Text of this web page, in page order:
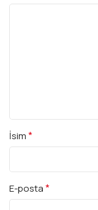
İsim*
E-posta*